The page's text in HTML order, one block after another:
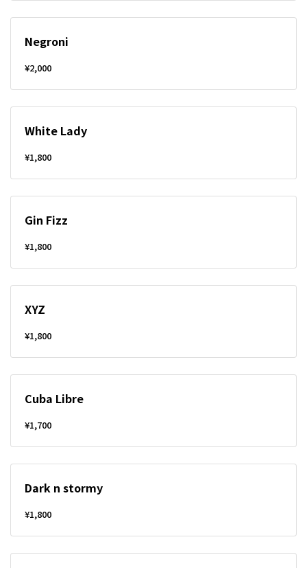
Negroni
¥2,000
White Lady
¥1,800
Gin Fizz
¥1,800
XYZ
¥1,800
Cuba Libre
¥1,700
Dark n stormy
¥1,800